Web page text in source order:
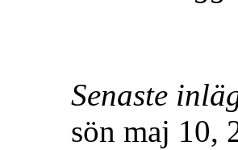
Senaste
sön maj 10,